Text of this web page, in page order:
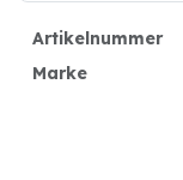
Artikelnummer
Marke